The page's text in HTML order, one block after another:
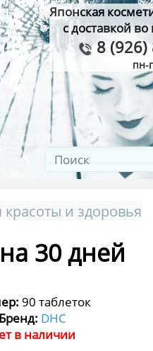
Японская
с доставкой
8 (926)
пн-
и здоровья
30 дней
90 таблеток
Бренд: DHC
в наличии